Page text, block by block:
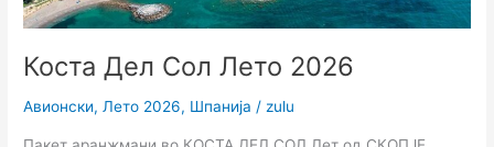
Коста Дел Сол Лето 2026
Авионски, Лето 2026, Шпанија / zulu